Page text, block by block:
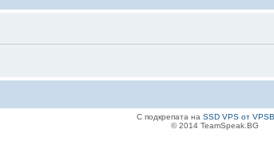
С подкрепата на SSD VPS от
© 2014 TeamSpeak.BG